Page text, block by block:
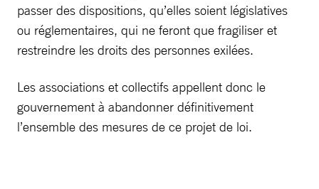
passer des dispositions, qu’elles soient législatives
ou réglementaires, qui ne feront que fragiliser et
restreindre les droits des personnes exilées.
Les associations et collectifs appellent donc le
gouvernement à abandonner définitivement
l’ensemble des mesures de ce projet de loi.